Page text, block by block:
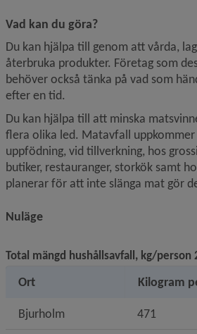
Vad kan du göra?
Du kan hjälpa till genom att vårda,
återbruka produkter. Företag som
behöver också tänka på vad som
efter en tid.
Du kan hjälpa till att minska
flera olika led. Matavfall
uppfödning, vid tillverkning, hos
butiker, restauranger, storkök samt
planerar för att inte slänga mat gör
Nuläge
Total mängd hushållsavfall, kg/person
Ort Kilogram
Bjurholm 471